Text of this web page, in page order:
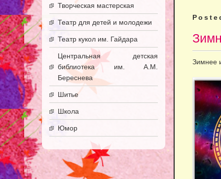
Зимнее
Творческая мастерская
Театр для детей и молодежи
Театр кукол им. Гайдара
Центральная детская
библиотека им. А.М.
Береснева
Шитье
Школа
Юмор